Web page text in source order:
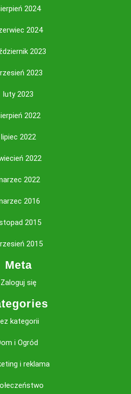
2024
2024
2023
2023
luty 2023
2022
lipiec 2022
2022
2022
2016
2015
2015
Meta
Zaloguj się
kategorii
i Ogród
i reklama